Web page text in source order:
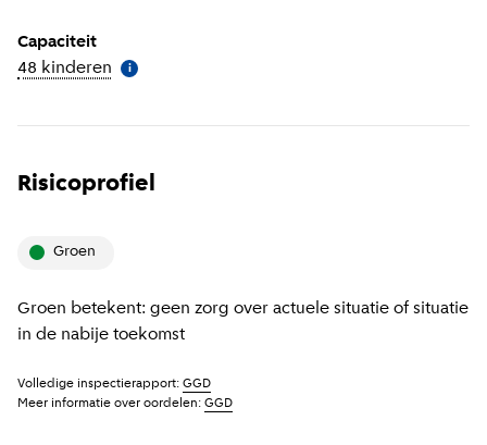
Capaciteit
48 kinderen Meer informatie
i
Risicoprofiel
groen
Groen betekent: geen zorg over actuele situatie of situatie
in de nabije toekomst
Volledige inspectierapport: GGD
Meer informatie over oordelen: GGD